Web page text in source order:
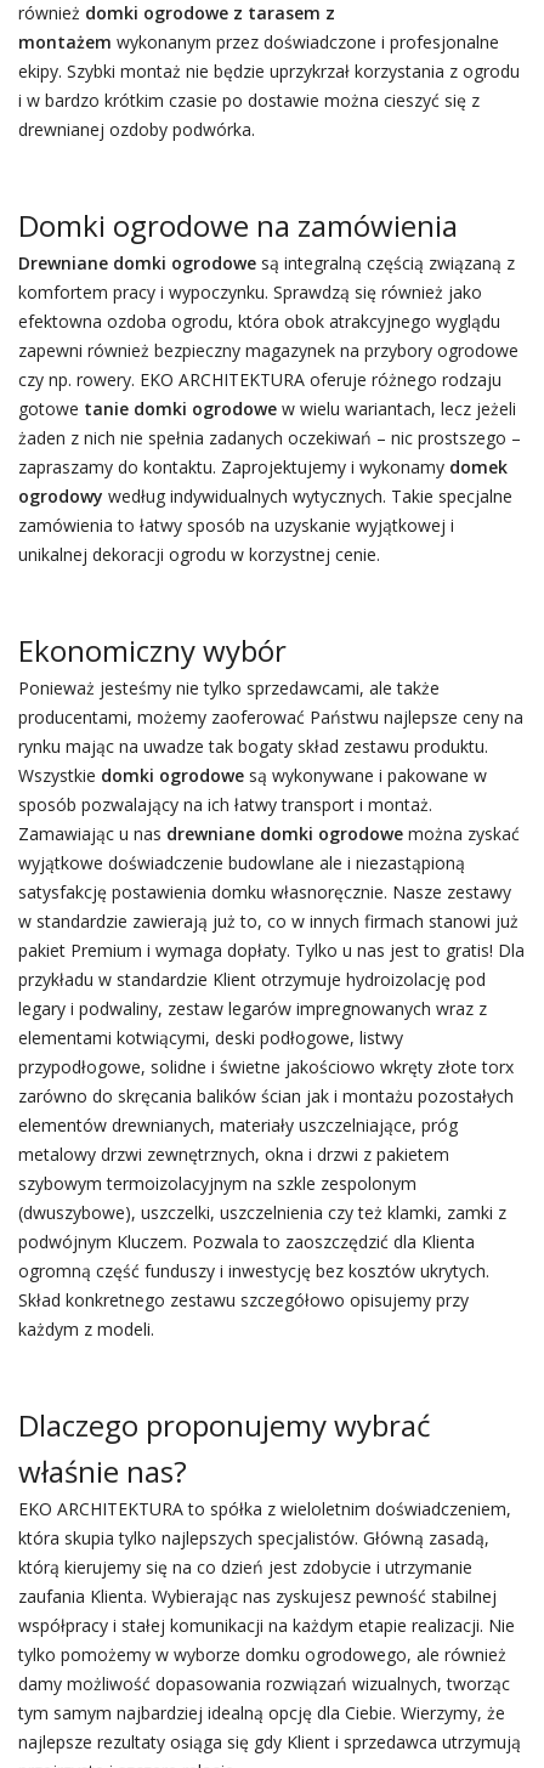
również domki ogrodowe z tarasem z
montażem wykonanym przez doświadczone i profesjonalne
ekipy. Szybki montaż nie będzie uprzykrzał korzystania z ogrodu
i w bardzo krótkim czasie po dostawie można cieszyć się z
drewnianej ozdoby podwórka.
Domki ogrodowe na zamówienia
Drewniane domki ogrodowesą integralną częścią związaną z
komfortem pracy i wypoczynku. Sprawdzą się również jako
efektowna ozdoba ogrodu, która obok atrakcyjnego wyglądu
zapewni również bezpieczny magazynek na przybory ogrodowe
czy np. rowery. EKO ARCHITEKTURA oferuje różnego rodzaju
gotowe tanie domki ogrodowew wielu wariantach, lecz jeżeli
żaden z nich nie spełnia zadanych oczekiwań – nic prostszego –
zapraszamy do kontaktu. Zaprojektujemy i wykonamy domek
ogrodowy według indywidualnych wytycznych. Takie specjalne
zamówienia to łatwy sposób na uzyskanie wyjątkowej i
unikalnej dekoracji ogrodu w korzystnej cenie.
Ekonomiczny wybór
Ponieważ jesteśmy nie tylko sprzedawcami, ale także
producentami, możemy zaoferować Państwu najlepsze ceny na
rynku mając na uwadze tak bogaty skład zestawu produktu.
Wszystkie domki ogrodowesą wykonywane i pakowane w
sposób pozwalający na ich łatwy transport i montaż.
Zamawiając u nas drewniane domki ogrodowemożna zyskać
wyjątkowe doświadczenie budowlane ale i niezastąpioną
satysfakcję postawienia domku własnoręcznie. Nasze zestawy
w standardzie zawierają już to, co w innych firmach stanowi już
pakiet Premium i wymaga dopłaty. Tylko u nas jest to gratis! Dla
przykładu w standardzie Klient otrzymuje hydroizolację pod
legary i podwaliny, zestaw legarów impregnowanych wraz z
elementami kotwiącymi, deski podłogowe, listwy
przypodłogowe, solidne i świetne jakościowo wkręty złote torx
zarówno do skręcania balików ścian jak i montażu pozostałych
elementów drewnianych, materiały uszczelniające, próg
metalowy drzwi zewnętrznych, okna i drzwi z pakietem
szybowym termoizolacyjnym na szkle zespolonym
(dwuszybowe), uszczelki, uszczelnienia czy też klamki, zamki z
podwójnym Kluczem. Pozwala to zaoszczędzić dla Klienta
ogromną część funduszy i inwestycję bez kosztów ukrytych.
Skład konkretnego zestawu szczegółowo opisujemy przy
każdym z modeli.
Dlaczego proponujemy wybrać
właśnie nas?
EKO ARCHITEKTURA to spółka z wieloletnim doświadczeniem,
która skupia tylko najlepszych specjalistów. Główną zasadą,
którą kierujemy się na co dzień jest zdobycie i utrzymanie
zaufania Klienta. Wybierając nas zyskujesz pewność stabilnej
współpracy i stałej komunikacji na każdym etapie realizacji. Nie
tylko pomożemy w wyborze domku ogrodowego, ale również
damy możliwość dopasowania rozwiązań wizualnych, tworząc
tym samym najbardziej idealną opcję dla Ciebie. Wierzymy, że
najlepsze rezultaty osiąga się gdy Klient i sprzedawca utrzymują